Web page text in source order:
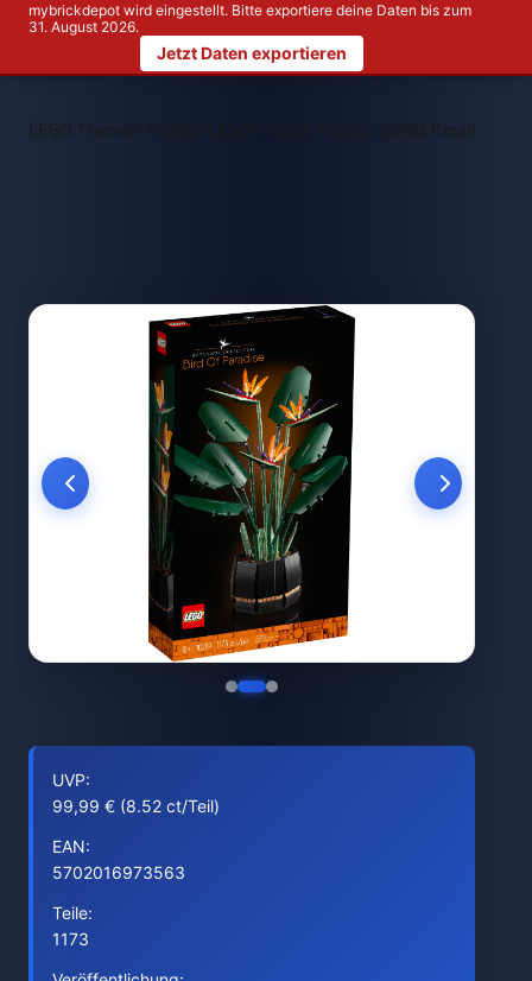
mybrickdepot wird eingestellt. Bitte exportiere deine Daten bis zum
31. August 2026.
Jetzt Daten exportieren
LEGO Themen > LEGO 10289
UVP:
99,99 € (8.52 ct/Teil)
EAN:
5702016973563
Teile:
1173